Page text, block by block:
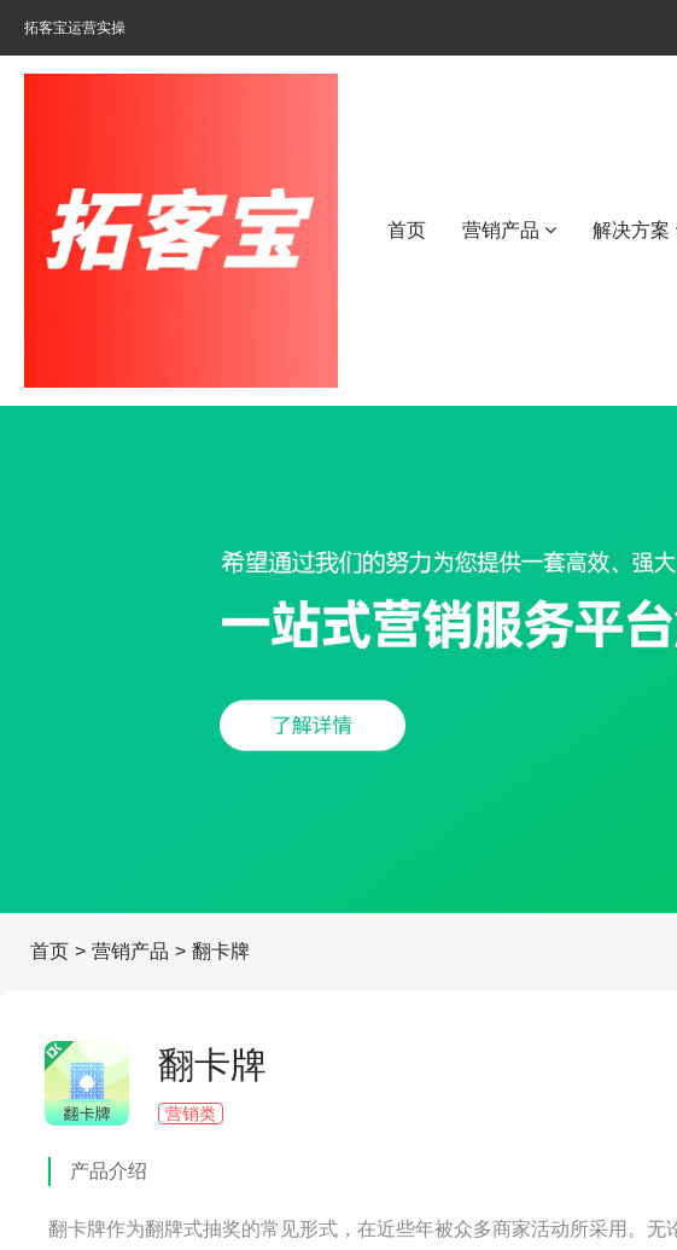
拓客宝运营实操
首页 营销产品 解决方案
首页 > 营销产品 > 翻卡牌
翻卡牌
营销类
产品介绍
翻卡牌作为翻牌式抽奖的常见形式，在近些年被众多商家活动所采用。